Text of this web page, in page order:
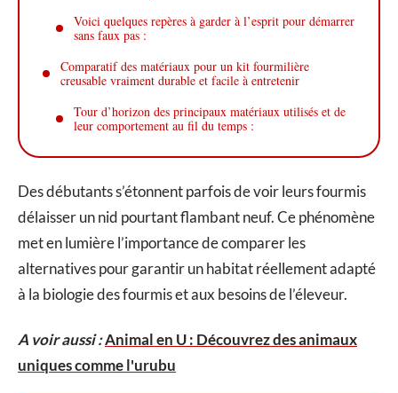
Voici quelques repères à garder à l’esprit pour démarrer
sans faux pas :
Comparatif des matériaux pour un kit fourmilière
creusable vraiment durable et facile à entretenir
Tour d’horizon des principaux matériaux utilisés et de
leur comportement au fil du temps :
Des débutants s’étonnent parfois de voir leurs fourmis
délaisser un nid pourtant flambant neuf. Ce phénomène
met en lumière l’importance de comparer les
alternatives pour garantir un habitat réellement adapté
à la biologie des fourmis et aux besoins de l’éleveur.
A voir aussi :Animal en U : Découvrez des animaux
uniques comme l'urubu